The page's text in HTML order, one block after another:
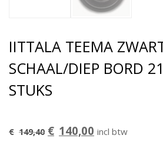
IITTALA TEEMA
SCHAAL/DIEP BORD
STUKS
€ 149,40 Oorspronkelijke
€ 140,00 Huidige
incl btw